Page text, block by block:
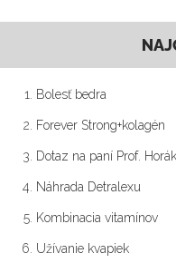
Bolesť bedra
Forever Strong+kolagén
Dotaz na paní Prof.
Náhrada Detralexu
Kombinacia vitamínov
Užívanie kvapiek